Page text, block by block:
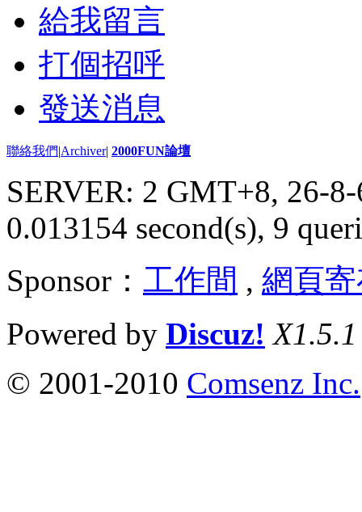
給我留言
打個招呼
發送消息
聯絡我們|Archiver| 2000FUN論壇
SERVER: 2 GMT+8, 26-
0.013154 second(s), 9
Sponsor： 工作間 , 網頁
Powered by Discuz! X1.5.1
© 2001-2010 Comsenz Inc.